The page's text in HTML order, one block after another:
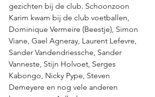
gezichten bij de club. Schoonzoon
Karim kwam bij de club voetballen,
Dominique Vermeire (Beestje), Simon
Viane, Gael Agneray, Laurent Lefevre,
Sander Vandendriessche, Sander
Vanneste, Stijn Holvoet, Serges
Kabongo, Nicky Pype, Steven
Demeyere en nog vele anderen